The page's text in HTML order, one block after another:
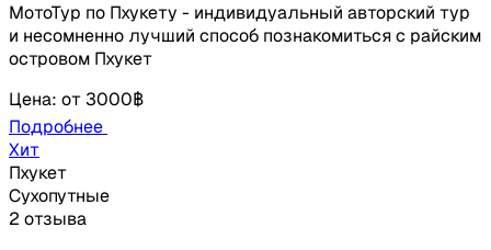
МотоТур по Пхукету - индивидуальный авторский тур
и несомненно лучший способ познакомиться с райским
островом Пхукет
Цена: от 3000฿
Подробнее
Хит
Пхукет
Сухопутные
2 отзыва